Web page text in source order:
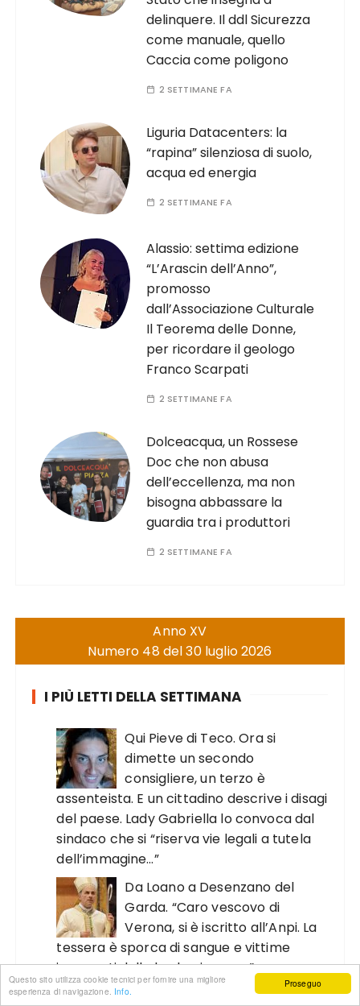
Proseguo
Questo sito utilizza cookie tecnici per fornire una migliore
esperienza di navigazione. Info.
delinquere. Il ddl Sicurezza
come manuale, quello
Caccia come poligono
2 SETTIMANE FA
Liguria Datacenters: la
“rapina” silenziosa di suolo,
acqua ed energia
2 SETTIMANE FA
Alassio: settima edizione
“L’Arascin dell’Anno”,
promosso
dall’Associazione Culturale
Il Teorema delle Donne,
per ricordare il geologo
Franco Scarpati
2 SETTIMANE FA
Dolceacqua, un Rossese
Doc che non abusa
dell’eccellenza, ma non
bisogna abbassare la
guardia tra i produttori
2 SETTIMANE FA
Anno XV
Numero 48 del 30 luglio 2026
I PIÙ LETTI DELLA SETTIMANA
Qui Pieve di Teco. Ora si
dimette un secondo
consigliere, un terzo è
assenteista. E un cittadino descrive i disagi
del paese. Lady Gabriella lo convoca dal
sindaco che si “riserva vie legali a tutela
dell’immagine…”
Da Loano a Desenzano del
Garda. “Caro vescovo di
Verona, si è iscritto all’Anpi. La
tessera è sporca di sangue e vittime
innocenti della barbarie rossa”
Regione Liguria si vota per